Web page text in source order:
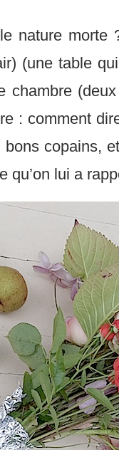
nature morte
(une table
chambre
: comment
copains,
qu’on lui a